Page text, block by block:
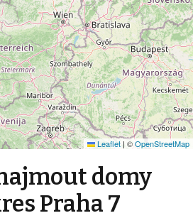
Leaflet | ©OpenStreetMap
domy
Praha 7